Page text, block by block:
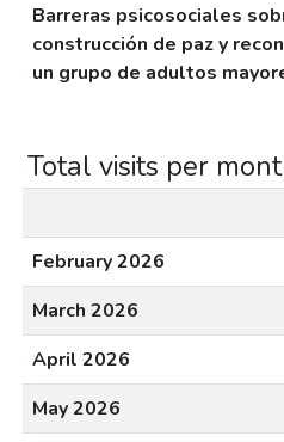
Barreras psicosociales
construcción de paz y
un grupo de adultos
Total visits per
February 2026
March 2026
April 2026
May 2026